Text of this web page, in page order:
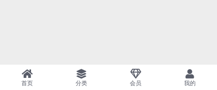
首页 分类 会员 我的